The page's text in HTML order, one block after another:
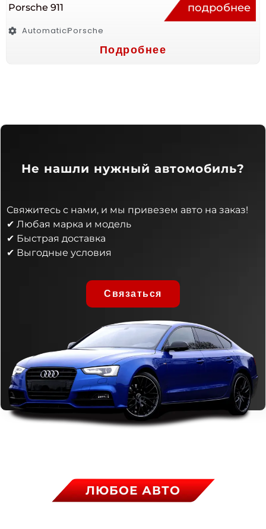
Porsche 911 подробнее
AutomaticPorsche
Подробнее
Не нашли нужный автомобиль?
Свяжитесь с нами, и мы привезем авто на заказ!
✔ Любая марка и модель
✔ Быстрая доставка
✔ Выгодные условия
Связаться
ЛЮБОЕ АВТО